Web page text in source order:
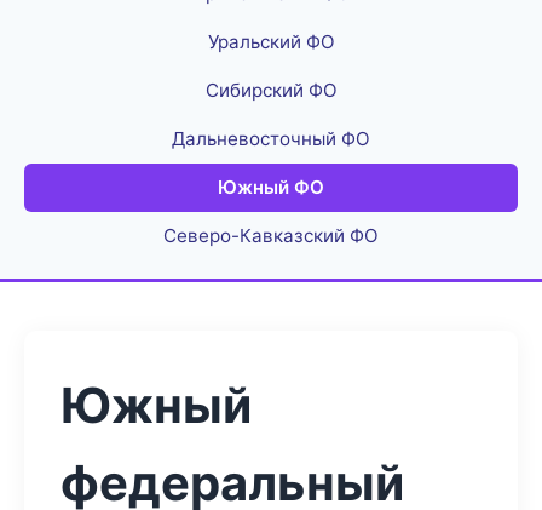
Уральский ФО
Сибирский ФО
Дальневосточный ФО
Южный ФО
Северо-Кавказский ФО
Южный
федеральный